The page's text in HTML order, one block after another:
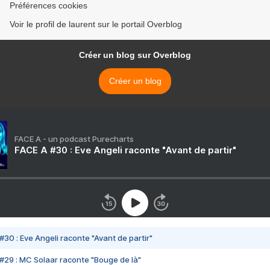
Préférences cookies
Voir le profil de laurent sur le portail Overblog
Créer un blog sur Overblog
Créer un blog
FACE A - un podcast Purecharts
FACE A #30 : Eve Angeli raconte "Avant de partir"
#30 : Eve Angeli raconte "Avant de partir"
#29 : MC Solaar raconte "Bouge de là"